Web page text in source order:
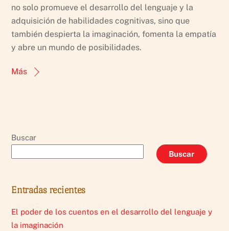
no solo promueve el desarrollo del lenguaje y la
adquisición de habilidades cognitivas, sino que
también despierta la imaginación, fomenta la empatía
y abre un mundo de posibilidades.
Más
Buscar
Buscar
Entradas recientes
El poder de los cuentos en el desarrollo del lenguaje y
la imaginación